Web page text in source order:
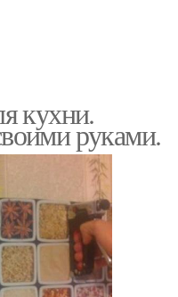
кухни.
руками.